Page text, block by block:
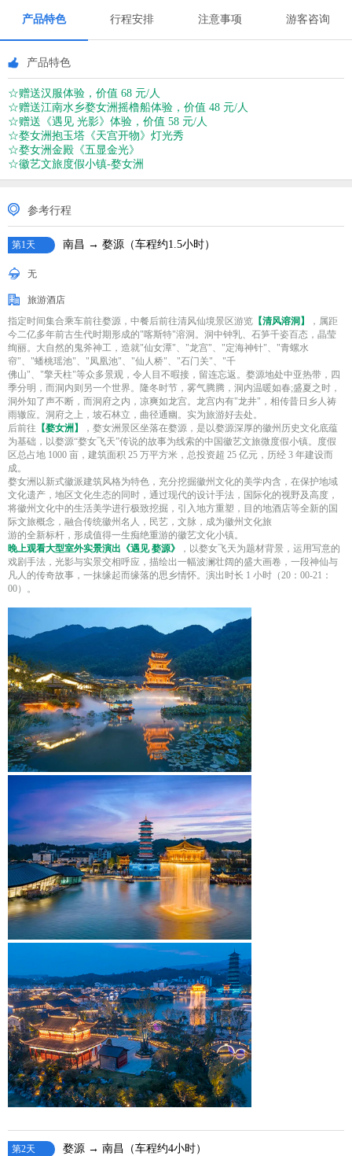
产品特色 行程安排 注意事项 游客咨询
产品特色
☆赠送汉服体验，价值 68 元/人
☆赠送江南水乡婺女洲摇橹船体验，价值 48 元/人
☆赠送《遇见 光影》体验，价值 58 元/人
☆婺女洲抱玉塔《天宫开物》灯光秀
☆婺女洲金殿《五显金光》
☆徽艺文旅度假小镇-婺女洲
参考行程
第1天 南昌 → 婺源（车程约1.5小时）
无
旅游酒店
指定时间集合乘车前往婺源，中餐后前往清风仙境景区游览 【清风溶洞】
，属距
今二亿多年前古生代时期形成的"喀斯特"溶洞。洞中钟乳、石笋千姿百态，晶莹
绚丽。大自然的鬼斧神工，造就"仙女潭"、"龙宫"、"定海神针"、"青螺水
帘"、"蟠桃瑶池"、"凤凰池"、"仙人桥"、"石门关"、"千
佛山"、"擎天柱"等众多景观，令人目不暇接，留连忘返。婺源地处中亚热带，四
季分明，而洞内则另一个世界。隆冬时节，雾气腾腾，洞内温暖如春;盛夏之时，
洞外知了声不断，而洞府之内，凉爽如龙宫。龙宫内有"龙井"，相传昔日乡人祷
雨辙应。洞府之上，坡石林立，曲径通幽。实为旅游好去处。
后前往 【婺女洲】
，婺女洲景区坐落在婺源，是以婺源深厚的徽州历史文化底蕴
为基础，以婺源“婺女飞天”传说的故事为线索的中国徽艺文旅微度假小镇。度假
区总占地 1000 亩，建筑面积 25 万平方米，总投资超 25 亿元，历经 3 年建设而
成。
婺女洲以新式徽派建筑风格为特色，充分挖掘徽州文化的美学内含，在保护地域
文化遗产，地区文化生态的同时，通过现代的设计手法，国际化的视野及高度，
将徽州文化中的生活美学进行极致挖掘，引入地方重塑，目的地酒店等全新的国
际文旅概念，融合传统徽州名人，民艺，文脉，成为徽州文化旅
游的全新标杆，形成值得一生痴绝重游的徽艺文化小镇。
晚上观看大型室外实景演出《遇见 婺源》
，以婺女飞天为题材背景，运用写意的
戏剧手法，光影与实景交相呼应，描绘出一幅波澜壮阔的盛大画卷，一段神仙与
凡人的传奇故事，一抹缘起而缘落的思乡情怀。演出时长 1 小时（20：00-21：
00）。
第2天 婺源 → 南昌（车程约4小时）